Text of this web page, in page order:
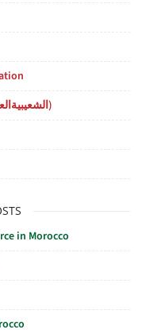
Chaibia Past Half Century of Career (الشعيبيةالعدراوي)
in Morocco